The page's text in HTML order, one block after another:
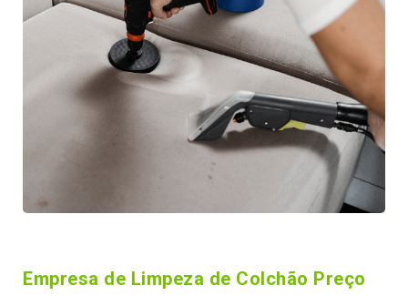
Empresa de Limpeza de Colchão Preço